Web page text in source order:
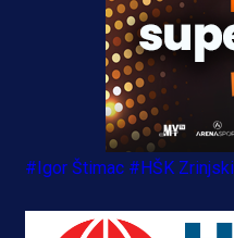
#Igor Štimac #HŠK Zrinjski